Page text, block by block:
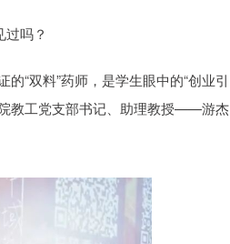
吗？
“双料”药师，是学生眼中的“创业引
院教工党支部书记、助理教授——游杰